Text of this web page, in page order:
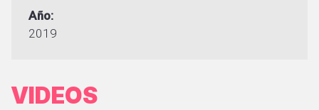
Año
2019
VIDEOS